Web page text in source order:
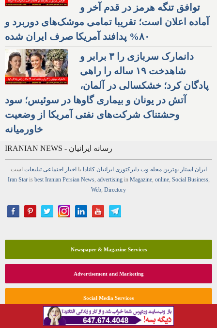
توافق تنگه هرمز در قدم آخر و
آماده اعلان است؛ تقریبا تمامی موشک‌های دوربرد و
۸۰% پدافند آمریکا صرف ایران شده
دانمارک سربازی را ۳ برابر و
شاهدخت ۱۹ ساله را راهی
پادگان کرد؛ خشکسالی در آلمان،
آتش در یونان و بیماری گاوها در سوئیس؛ سود
وحشتناک شرکت‌های نفتی آمریکا از وضعیت
خاورمیانه
IRANIAN NEWS - رسانه ایرانیان
ایران استار بهترین مجله وب دایرکتوری ایرانیان کانادا بااخبار اجتماعی تبلیغات است
Iran Staris best Iranian Persian News, advertisingin Magazine, online, Social Business,
Web Directory
Newspaper & Magazine Services
Advertisement and Marketing
Social Media Services
Website Services